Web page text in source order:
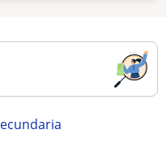
secundaria